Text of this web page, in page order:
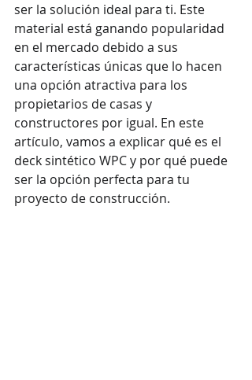
ser la solución ideal para ti. Este
material está ganando popularidad
en el mercado debido a sus
características únicas que lo hacen
una opción atractiva para los
propietarios de casas y
constructores por igual. En este
artículo, vamos a explicar qué es el
deck sintético WPC y por qué puede
ser la opción perfecta para tu
proyecto de construcción.